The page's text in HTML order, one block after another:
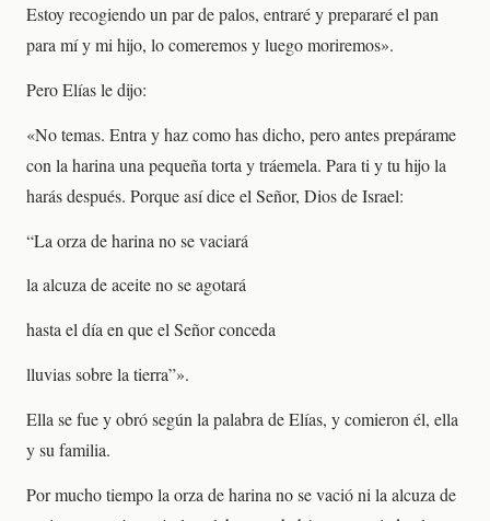
Estoy recogiendo un par de palos, entraré y prepararé el pan
para mí y mi hijo, lo comeremos y luego moriremos».
Pero Elías le dijo:
«No temas. Entra y haz como has dicho, pero antes prepárame
con la harina una pequeña torta y tráemela. Para ti y tu hijo la
harás después. Porque así dice el Señor, Dios de Israel:
“La orza de harina no se vaciará
la alcuza de aceite no se agotará
hasta el día en que el Señor conceda
lluvias sobre la tierra”».
Ella se fue y obró según la palabra de Elías, y comieron él, ella
y su familia.
Por mucho tiempo la orza de harina no se vació ni la alcuza de